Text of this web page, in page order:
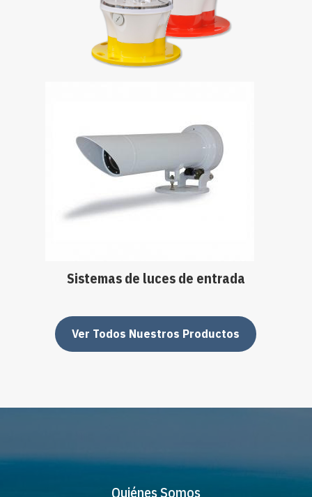
un alcance de entre 1 y 13 millas náuticas y se
pueden utilizar para una amplia gama de
aplicaciones.
Sistemas de luces de entrada
La gama de luces de entrada a puerto y luces de
guía LED de Sealite se instalan normalmente
para indicar una línea de paso libre para los
buques.
Ver Todos Nuestros Productos
Quiénes Somos